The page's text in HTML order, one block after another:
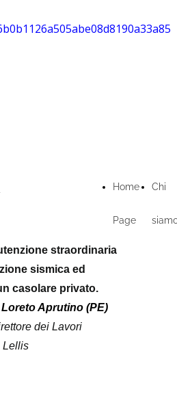
Home
Page
Chi
straordinaria
sismica ed
casolare privato.
Aprutino (PE)
dei Lavori
Lellis